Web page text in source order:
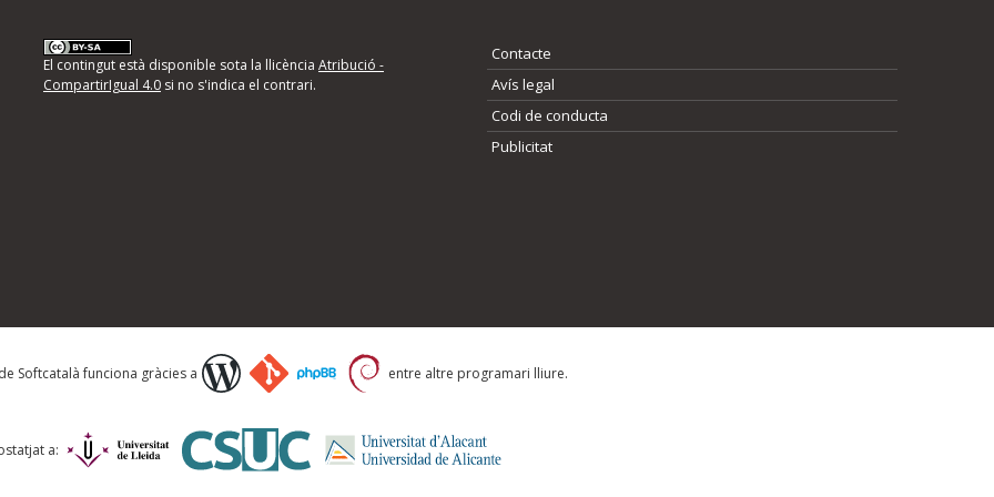
d'errors
següents i descriviu quina és la millora que
El contingut està disponible sota la llicència Atribució -
CompartirIgual 4.0si no s'indica el contrari.
Contacte
Avís legal
Codi de conducta
Publicitat
Softcatalà funciona gràcies a entre altre programari lliure.
a: